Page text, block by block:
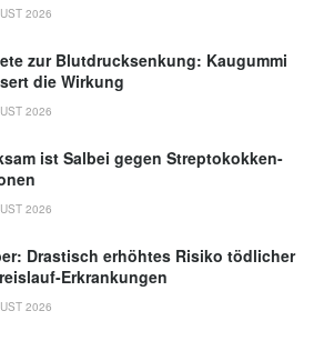
2026
zur Blutdrucksenkung: Kaugummi
die Wirkung
2026
ist Salbei gegen Streptokokken-
2026
Drastisch erhöhtes Risiko tödlicher
Erkrankungen
2026